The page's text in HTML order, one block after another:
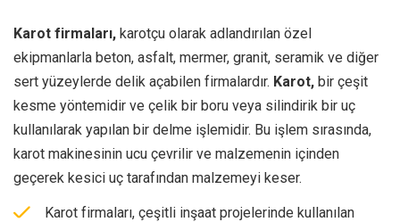
Karot firmaları, karotçu olarak adlandırılan özel
ekipmanlarla beton, asfalt, mermer, granit, seramik ve diğer
sert yüzeylerde delik açabilen firmalardır. Karot, bir çeşit
kesme yöntemidir ve çelik bir boru veya silindirik bir uç
kullanılarak yapılan bir delme işlemidir. Bu işlem sırasında,
karot makinesinin ucu çevrilir ve malzemenin içinden
geçerek kesici uç tarafından malzemeyi keser.
Karot firmaları, çeşitli inşaat projelerinde kullanılan